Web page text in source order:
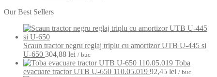
Our Best Sellers
Scaun tractor negru reglaj triplu cu amortizor UTB U-445 si
U-650 304,88 lei / buc
Toba
evacuare tractor UTB U-650 110.05.019 92,45 lei / buc